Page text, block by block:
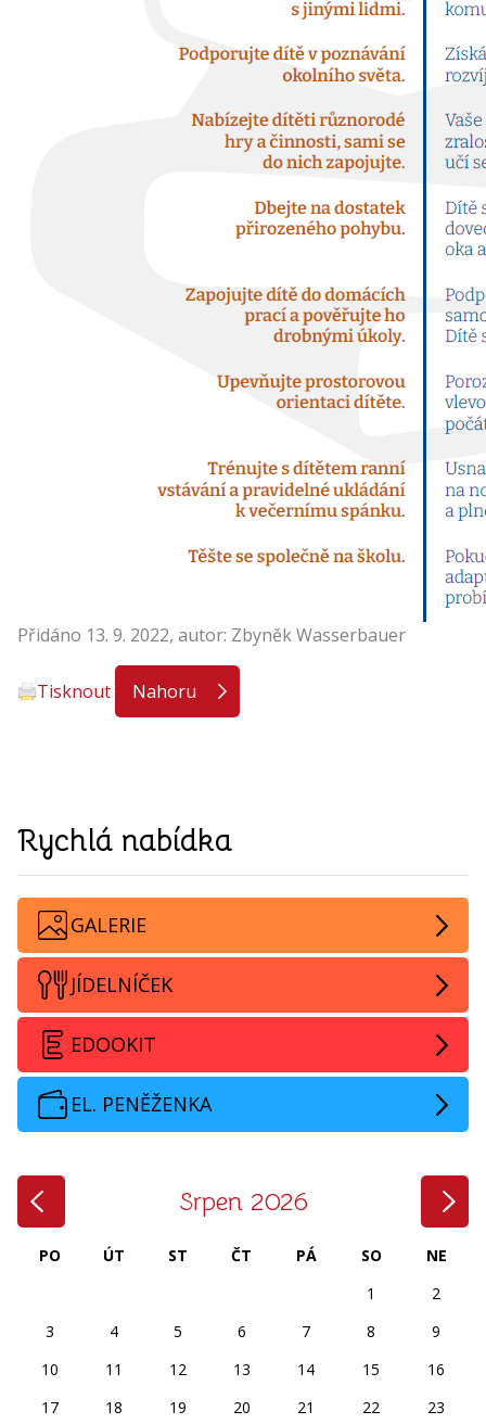
Přidáno 13. 9. 2022, autor: Zbyněk Wasserbauer
Tisknout Nahoru
Rychlá nabídka
GALERIE
JÍDELNÍČEK
EDOOKIT
EL. PENĚŽENKA
Srpen 2026
PO ÚT ST ČT PÁ SO
NE
1
2
3
4 5 6 7 8
9
10
11 12 13 14 15
16
17
18 19 20 21 22
23